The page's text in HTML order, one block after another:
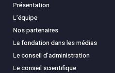
Présentation
L’équipe
Nos partenaires
La fondation dans les médias
Le conseil d’administration
Le conseil scientifique